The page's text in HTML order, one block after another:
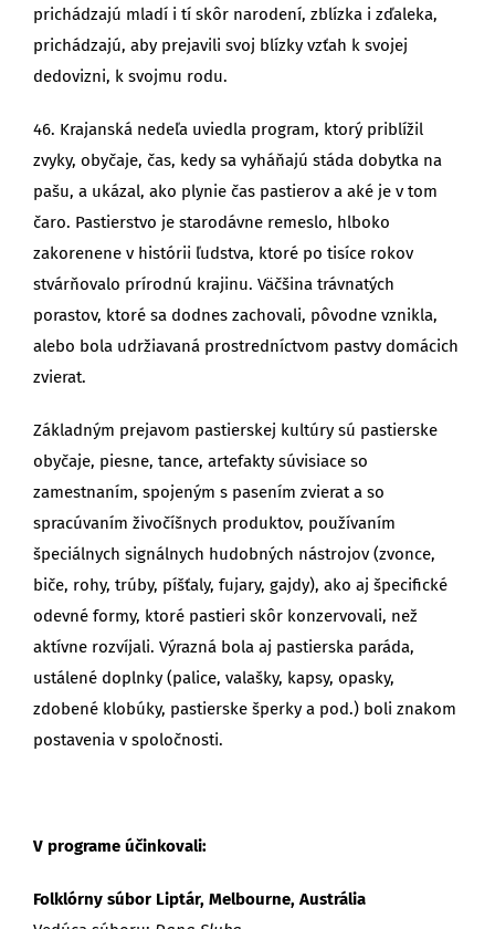
prichádzajú mladí i tí skôr narodení, zblízka i zďaleka,
prichádzajú, aby prejavili svoj blízky vzťah k svojej
dedovizni, k svojmu rodu.
46. Krajanská nedeľa uviedla program, ktorý priblížil
zvyky, obyčaje, čas, kedy sa vyháňajú stáda dobytka na
pašu, a ukázal, ako plynie čas pastierov a aké je v tom
čaro. Pastierstvo je starodávne remeslo, hlboko
zakorenene v histórii ľudstva, ktoré po tisíce rokov
stvárňovalo prírodnú krajinu. Väčšina trávnatých
porastov, ktoré sa dodnes zachovali, pôvodne vznikla,
alebo bola udržiavaná prostredníctvom pastvy domácich
zvierat.
Základným prejavom pastierskej kultúry sú pastierske
obyčaje, piesne, tance, artefakty súvisiace so
zamestnaním, spojeným s pasením zvierat a so
spracúvaním živočíšnych produktov, používaním
špeciálnych signálnych hudobných nástrojov (zvonce,
biče, rohy, trúby, píšťaly, fujary, gajdy), ako aj špecifické
odevné formy, ktoré pastieri skôr konzervovali, než
aktívne rozvíjali. Výrazná bola aj pastierska paráda,
ustálené doplnky (palice, valašky, kapsy, opasky,
zdobené klobúky, pastierske šperky a pod.) boli znakom
postavenia v spoločnosti.
V programe účinkovali:
Folklórny súbor Liptár, Melbourne, Austrália